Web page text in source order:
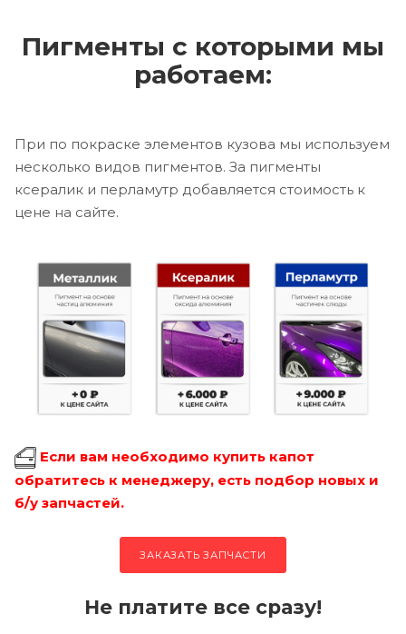
Пигменты с которыми мы
работаем:
При по покраске элементов кузова мы используем
несколько видов пигментов. За пигменты
ксералик и перламутр добавляется стоимость к
цене на сайте.
Если вам необходимо купить капот
обратитесь к менеджеру, есть подбор новых и
б/у запчастей.
ЗАКАЗАТЬ ЗАПЧАСТИ
Не платите все сразу!